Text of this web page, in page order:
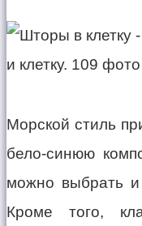
Морской стиль
бело-синюю
можно выбрать и
Кроме того,